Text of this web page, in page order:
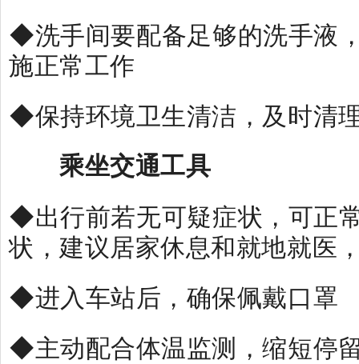
◆洗手间要配备足够的洗手液
施正常工作
◆保持环境卫生清洁，及时清
乘坐交通工具
◆出行前若无可疑症状，可正
状，建议居家休息和就地就医
◆进入车站后，确保佩戴口罩
◆主动配合体温监测，缩短停